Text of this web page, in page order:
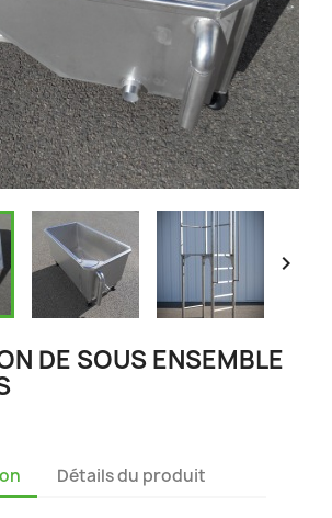

DE SOUS ENSEMBLE
Détails du produit